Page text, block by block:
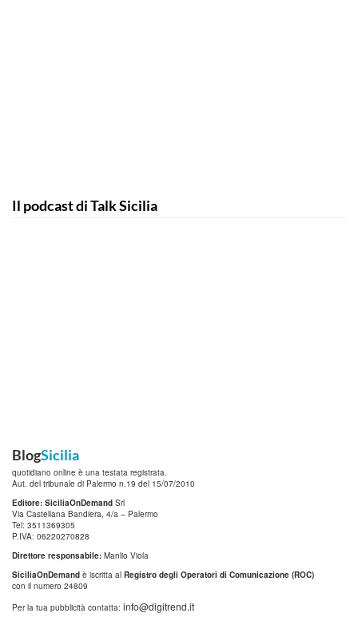
Il podcast di Talk Sicilia
BlogSicilia
quotidiano online è una testata registrata.
Aut. del tribunale di Palermo n.19 del 15/07/2010
Editore: SiciliaOnDemand Srl
Via Castellana Bandiera, 4/a – Palermo
Tel: 3511369305
P.IVA: 06220270828
Direttore responsabile: Manlio Viola
SiciliaOnDemand è iscritta al Registro degli Operatori di Comunicazione (ROC)
con il numero 24809
Per la tua pubblicità contatta: info@digitrend.it